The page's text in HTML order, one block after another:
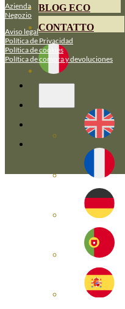
BLOG ECO
CONTATTO
Azienda
Negozio
Aviso legal
Política de Privacidad
Política de cookies
Política de compra y devoluciones